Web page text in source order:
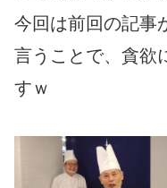
今回は前回の記事
言うことで、貪欲
すｗ